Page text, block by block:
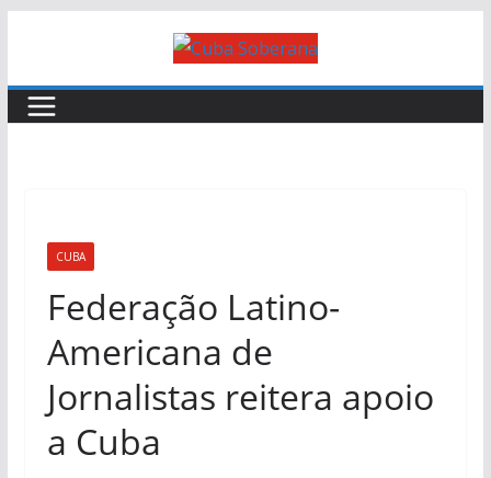
CUBA
Federação Latino-
Americana de
Jornalistas reitera apoio
a Cuba